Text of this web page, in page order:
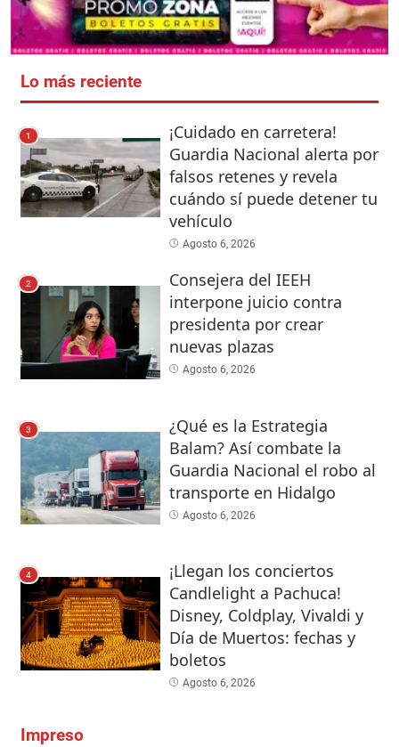
Lo más reciente
1
¡Cuidado en carretera!
Guardia Nacional alerta por
falsos retenes y revela
cuándo sí puede detener tu
vehículo
Agosto 6, 2026
2
Consejera del IEEH
interpone juicio contra
presidenta por crear
nuevas plazas
Agosto 6, 2026
3
¿Qué es la Estrategia
Balam? Así combate la
Guardia Nacional el robo al
transporte en Hidalgo
Agosto 6, 2026
4
¡Llegan los conciertos
Candlelight a Pachuca!
Disney, Coldplay, Vivaldi y
Día de Muertos: fechas y
boletos
Agosto 6, 2026
Impreso